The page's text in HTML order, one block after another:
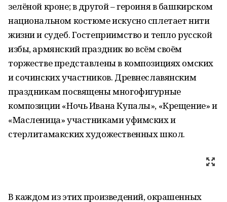
зелёной кроне; в другой – героиня в башкирском
национальном костюме искусно сплетает нити
жизни и судеб. Гостеприимство и тепло русской
избы, армянский праздник во всём своём
торжестве представлены в композициях омских
и сочинских участников. Древнеславянским
праздникам посвящены многофигурные
композиции «Ночь Ивана Купалы», «Крещение» и
«Масленица» участниками уфимских и
стерлитамакских художественных школ.
В каждом из этих произведений, окрашенных